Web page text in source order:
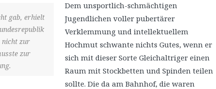
gab, erhielt
nicht zur
zur
Dem unsportlich-schmächtigen
Jugendlichen voller pubertärer
Verklemmung und intellektuellem
Hochmut schwante nichts Gutes, wenn er
sich mit dieser Sorte Gleichaltriger einen
Raum mit Stockbetten und Spinden teilen
sollte. Die da am Bahnhof, die waren